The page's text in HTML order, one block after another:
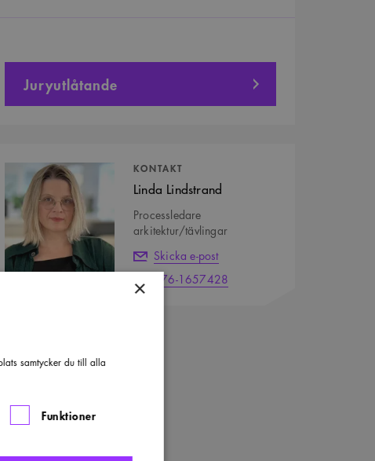
Juryutlåtande
KONTAKT
Linda Lindstrand
Processledare
arkitektur/tävlingar
Skicka e-post
076-1657428
×
samtycker du till alla
Funktioner